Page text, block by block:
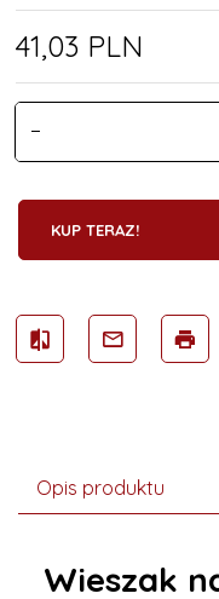
41,03 PLN
KUP TERAZ!
Opis produktu
Wieszak